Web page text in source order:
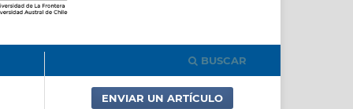
BUSCAR
ENVIAR UN ARTÍCULO